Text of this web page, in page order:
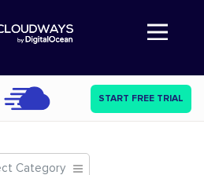
Abre a navegação
START FREE TRIAL
Category